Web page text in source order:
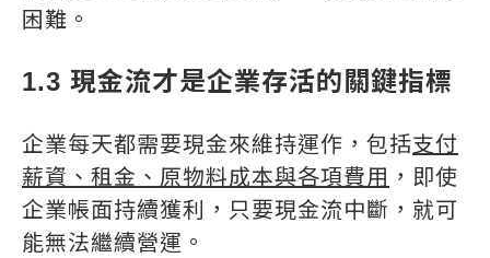
困難。
1.3 現金流才是企業存活的關鍵指標
企業每天都需要現金來維持運作，包括支付
薪資、租金、原物料成本與各項費用 ，即使
企業帳面持續獲利，只要現金流中斷，就可
能無法繼續營運。